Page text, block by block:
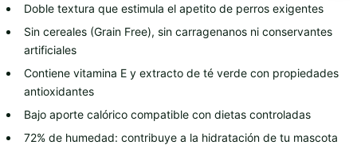
Doble textura que estimula el apetito de perros exigentes
Sin cereales (Grain Free), sin carragenanos ni conservantes
artificiales
Contiene vitamina E y extracto de té verde con propiedades
antioxidantes
Bajo aporte calórico compatible con dietas controladas
72% de humedad: contribuye a la hidratación de tu mascota